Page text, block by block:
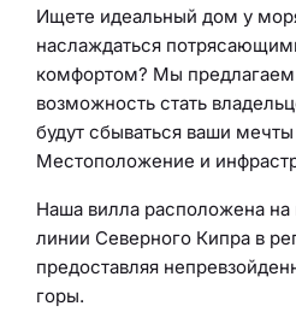
Ищете идеальный дом у
наслаждаться
комфортом? Мы
возможность стать
будут сбываться ваши мечты
Местоположение и
Наша вилла расположена на
линии Северного Кипра в
предоставляя
горы.